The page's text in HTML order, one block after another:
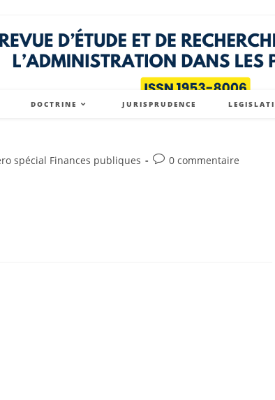
DOCTRINE JURISPRUDENCE
spécial Finances publiques
Post0 commentaire